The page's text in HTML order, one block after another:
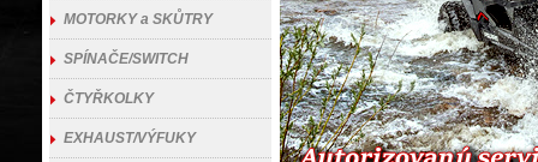
MOTORKY a SKŮTRY
SPÍNAČE/SWITCH
ČTYŘKOLKY
EXHAUST/VÝFUKY